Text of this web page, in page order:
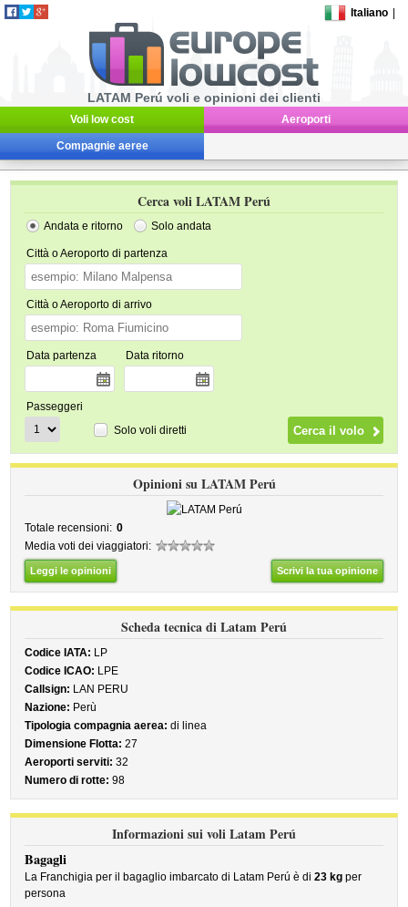
Italiano
LATAM Perú voli e opinioni dei clienti
Voli low cost Aeroporti
Compagnie aeree
Cerca voli LATAM Perú
Andata e ritorno Solo andata
Città o Aeroporto di partenza
Città o Aeroporto di arrivo
Data partenza Data ritorno
Passeggeri
Solo voli diretti
Opinioni su LATAM Perú
Totale recensioni: 0
Media voti dei viaggiatori:
Leggi le opinioni Scrivi la tua opinione
Scheda tecnica di Latam Perú
Codice IATA: LP
Codice ICAO: LPE
Callsign: LAN PERU
Nazione: Perù
Tipologia compagnia aerea: di linea
Dimensione Flotta: 27
Aeroporti serviti: 32
Numero di rotte: 98
Informazioni sui voli Latam Perú
Bagagli
La Franchigia per il bagaglio imbarcato di Latam Perú è di23 kg per
persona